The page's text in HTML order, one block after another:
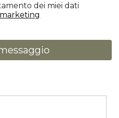
dei miei dati